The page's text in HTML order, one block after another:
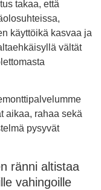
takaa, että
käyttöikä kasvaa ja
vältät
aikaa, rahaa sekä
pysyvät
ränni altistaa
vahingoille